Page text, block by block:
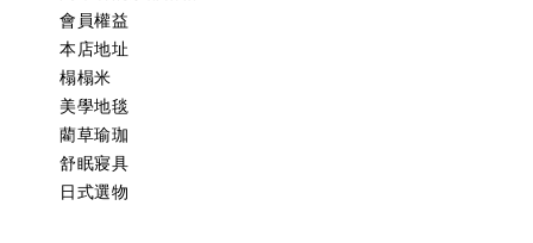
會員權益
本店地址
榻榻米
美學地毯
藺草瑜珈
舒眠寢具
日式選物